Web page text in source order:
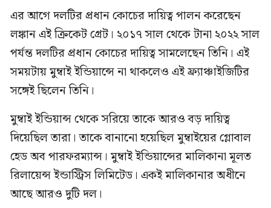
এর আগে দলটির প্রধান কোচের দায়িত্ব পালন করেছেন
লঙ্কান এই ক্রিকেট গ্রেট। ২০১৭ সাল থেকে টানা ২০২২ সাল
পর্যন্ত দলটির প্রধান কোচের দায়িত্ব সামলেছেন তিনি। এই
সময়টায় মুম্বাই ইন্ডিয়ান্সে না থাকলেও এই ফ্র্যাঞ্চাইজিটির
সঙ্গেই ছিলেন তিনি।
মুম্বাই ইন্ডিয়ান্স থেকে সরিয়ে তাকে আরও বড় দায়িত্ব
দিয়েছিল তারা। তাকে বানানো হয়েছিল মুম্বাইয়ের গ্লোবাল
হেড অব পারফরম্যান্স। মুম্বাই ইন্ডিয়ান্সের মালিকানা মূলত
রিলায়েন্স ইন্ডাস্ট্রিস লিমিটেড। একই মালিকানার অধীনে
আছে আরও দুটি দল।